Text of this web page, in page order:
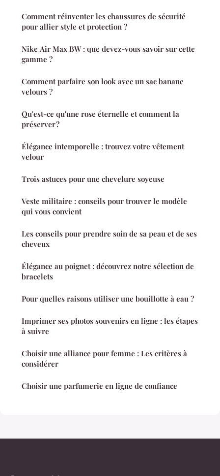
Comment réinventer les chaussures de sécurité
pour allier style et protection ?
Nike Air Max BW : que devez-vous savoir sur cette
gamme ?
Comment parfaire son look avec un sac banane
velours ?
Qu'est-ce qu'une rose éternelle et comment la
préserver ?
Élégance intemporelle : trouvez votre vêtement
velour
Trois astuces pour une chevelure soyeuse
Veste militaire : conseils pour trouver le modèle
qui vous convient
Les conseils pour prendre soin de sa peau et de ses
cheveux
Élégance au poignet : découvrez notre sélection de
bracelets
Pour quelles raisons utiliser une bouillotte à eau ?
Imprimer ses photos souvenirs en ligne : les étapes
à suivre
Choisir une alliance pour femme : Les critères à
considérer
Choisir une parfumerie en ligne de confiance